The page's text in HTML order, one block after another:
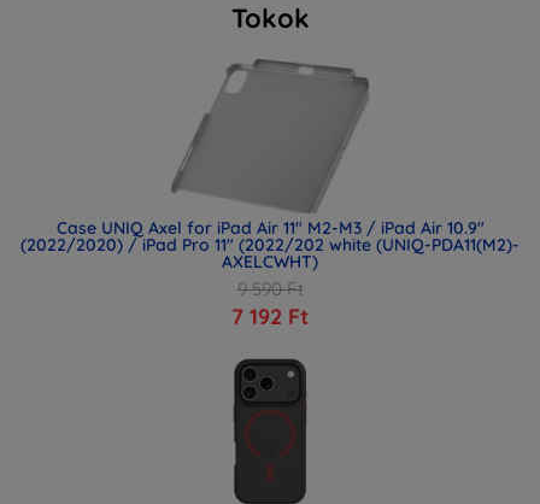
Tokok
Case UNIQ Axel for iPad Air 11" M2-M3 / iPad Air 10.9"
(2022/2020) / iPad Pro 11" (2022/202 white (UNIQ-PDA11(M2)-
AXELCWHT)
9 590 Ft
7 192 Ft